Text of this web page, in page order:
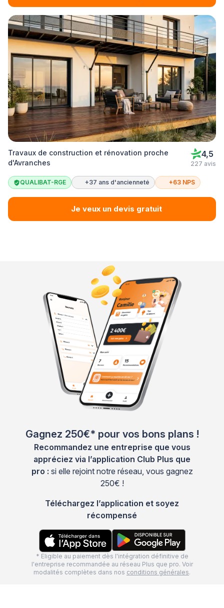
Travaux de construction et rénovation proche
d'Avranches
4,5
227 avis
QUALIBAT-RGE +37 ans d'ancienneté +63 NPS
Je veux un devis gratuit
Gagnez 250€* pour vos bons plans !
Recommandez une entreprise que vous
appréciez via l’application Club Plus que
pro : si elle rejoint notre réseau, vous gagnez
250€ !
Téléchargez l’application et soyez
récompensé
* Eligible au paiement dès l'intégration définitive de
l'entreprise recommandée au réseau Plus que pro. Voir
modalités complètes dans nos conditions générales.